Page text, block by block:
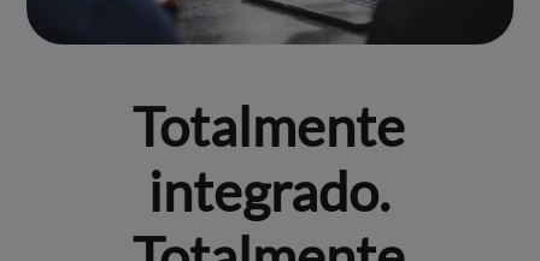
Totalmente
integrado.